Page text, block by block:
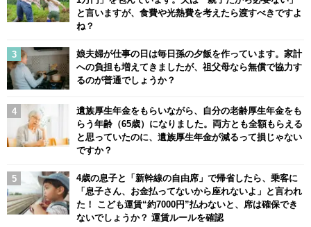
と言いますが、食費や光熱費を考えたら渡すべきですよ
ね？
娘夫婦が仕事の日は毎日孫の夕飯を作っています。家計
への負担も増えてきましたが、祖父母なら無償で協力す
るのが普通でしょうか？
遺族厚生年金をもらいながら、自分の老齢厚生年金をも
らう年齢（65歳）になりました。両方とも全額もらえる
と思っていたのに、遺族厚生年金が減るって損じゃない
ですか？
4歳の息子と「新幹線の自由席」で帰省したら、乗客に
「息子さん、お金払ってないから座れないよ」と言われ
た！ こども運賃“約7000円”払わないと、席は確保でき
ないでしょうか？ 運賃ルールを確認